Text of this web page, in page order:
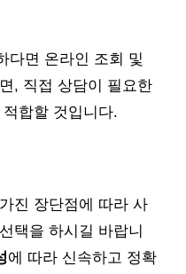
다면 온라인 조회 및
, 직접 상담이 필요한
합할 것입니다.
진 장단점에 따라 사
택을 하시길 바랍니
에 따라 신속하고 정확